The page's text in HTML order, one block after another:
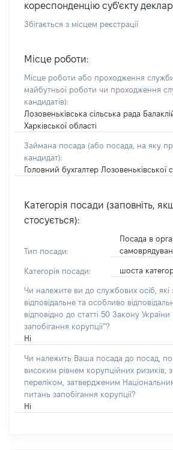
кореспонденцію суб'єкту
Збігається з місцем реєстрації
Місце роботи:
Місце роботи або проходження
майбутньої роботи чи проходження
кандидатів):
Лозовеньківська сільська рада
Харківської області
Займана посада (або посада, на яку
кандидат):
Головний бухгалтер Лозовеньківської
Категорія посади (заповніть,
стосується):
Тип посади:
Посада в
Категорія посади: шоста
Чи належите ви до службових осіб, які
відповідальне та особливо
відповідно до статті 50 Закону України
запобігання корупції”?
Ні
Чи належить Ваша посада до посад,
високим рівнем корупційних ризиків,
переліком, затвердженим
питань запобігання корупції?
Ні